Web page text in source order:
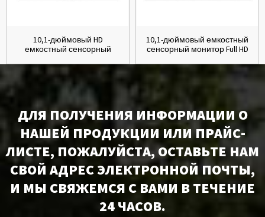
10,1-дюймовый HD
емкостный сенсорный
10,1-дюймовый емкостный
сенсорный монитор Full HD
ДЛЯ ПОЛУЧЕНИЯ ИНФОРМАЦИИ О
НАШЕЙ ПРОДУКЦИИ ИЛИ ПРАЙС-
ЛИСТЕ, ПОЖАЛУЙСТА, ОСТАВЬТЕ НАМ
СВОЙ АДРЕС ЭЛЕКТРОННОЙ ПОЧТЫ,
И МЫ СВЯЖЕМСЯ С ВАМИ В ТЕЧЕНИЕ
24 ЧАСОВ.